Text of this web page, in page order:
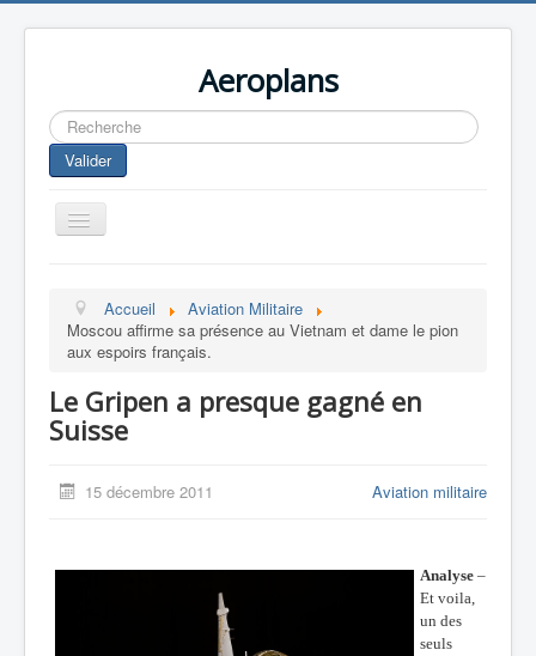
Aeroplans
Rechercher
Valider
Toggle
Navigation
Aviation Commerciale
Aviation d'Affaire
Aviation Militaire
Europespace
Drones
Accueil
Aviation Militaire
Moscou affirme sa présence au Vietnam et dame le pion
aux espoirs français.
Le Gripen a presque gagné en
Suisse
15 décembre 2011 Aviation militaire
Analyse –
Et voila,
un des
seuls